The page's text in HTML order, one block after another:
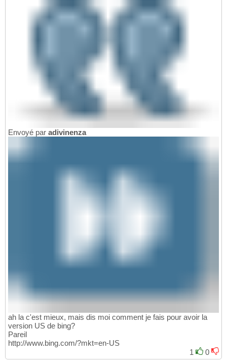
Envoyé par adivinenza
ah la c'est mieux, mais dis moi comment je fais pour avoir la
version US de bing?
Pareil
http://www.bing.com/?mkt=en-US
1
0